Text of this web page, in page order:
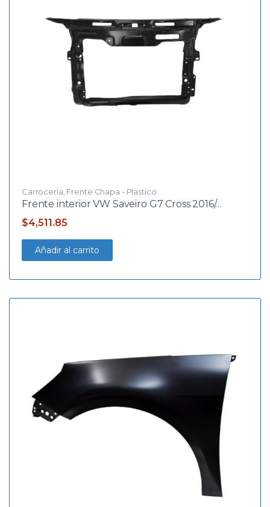
Carrocería Frente Chapa - Plastico
Frente interior VW Saveiro G7 Cross 2016/…
$4,511.85
Añadir al carrito